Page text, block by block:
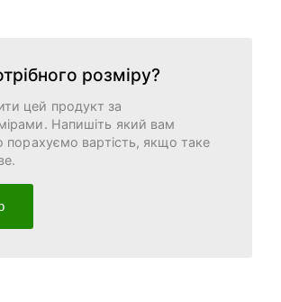
розміру?
цей продукт за
Напишіть який вам
порахуємо вартість, якщо таке